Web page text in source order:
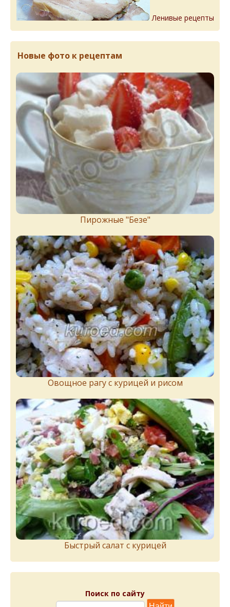
Ленивые рецепты
Новые фото к рецептам
Пирожныe "Бeзe"
Овощное рагу с курицей и рисом
Быстрый салат с курицей
Поиск по сайту